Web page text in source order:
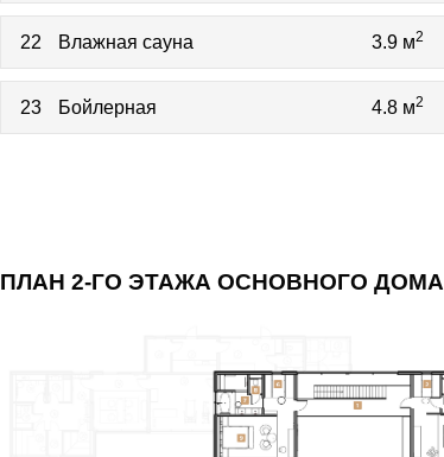
22 Влажная сауна 3.9 м2
23 Бойлерная 4.8 м2
ПЛАН 2-ГО ЭТАЖА ОСНОВНОГО ДОМА